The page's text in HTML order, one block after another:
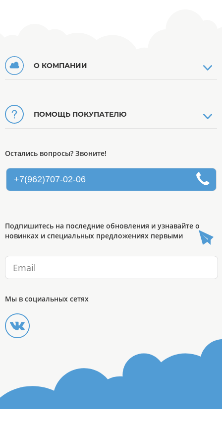
О КОМПАНИИ
ПОМОЩЬ ПОКУПАТЕЛЮ
Остались вопросы? Звоните!
+7(962)707-02-06
Подпишитесь на последние обновления и узнавайте о
новинках и специальных предложениях первыми
Мы в социальных сетях